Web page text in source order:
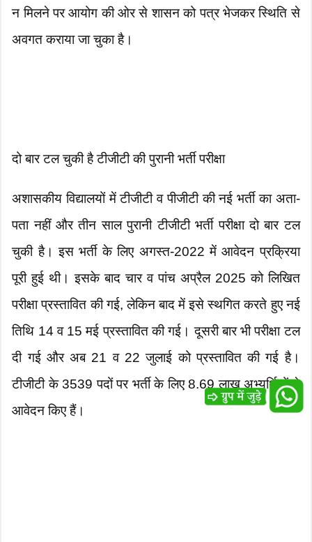
न मिलने पर आयोग की ओर से शासन को पत्र भेजकर स्थिति से
अवगत कराया जा चुका है।
दो बार टल चुकी है टीजीटी की पुरानी भर्ती परीक्षा
अशासकीय विद्यालयों में टीजीटी व पीजीटी की नई भर्ती का अता-
पता नहीं और तीन साल पुरानी टीजीटी भर्ती परीक्षा दो बार टल
चुकी है। इस भर्ती के लिए अगस्त-2022 में आवेदन प्रक्रिया
पूरी हुई थी। इसके बाद चार व पांच अप्रैल 2025 को लिखित
परीक्षा प्रस्तावित की गई, लेकिन बाद में इसे स्थगित करते हुए नई
तिथि 14 व 15 मई प्रस्तावित की गई। दूसरी बार भी परीक्षा टल
दी गई और अब 21 व 22 जुलाई को प्रस्तावित की गई है।
टीजीटी के 3539 पदों पर भर्ती के लिए 8.69 लाख अभ्यर्थियों ने
आवेदन किए हैं।